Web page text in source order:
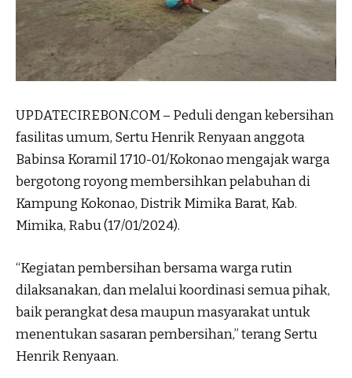
UPDATECIREBON.COM – Peduli dengan kebersihan
fasilitas umum, Sertu Henrik Renyaan anggota
Babinsa Koramil 1710-01/Kokonao mengajak warga
bergotong royong membersihkan pelabuhan di
Kampung Kokonao, Distrik Mimika Barat, Kab.
Mimika, Rabu (17/01/2024).
“Kegiatan pembersihan bersama warga rutin
dilaksanakan, dan melalui koordinasi semua pihak,
baik perangkat desa maupun masyarakat untuk
menentukan sasaran pembersihan,” terang Sertu
Henrik Renyaan.